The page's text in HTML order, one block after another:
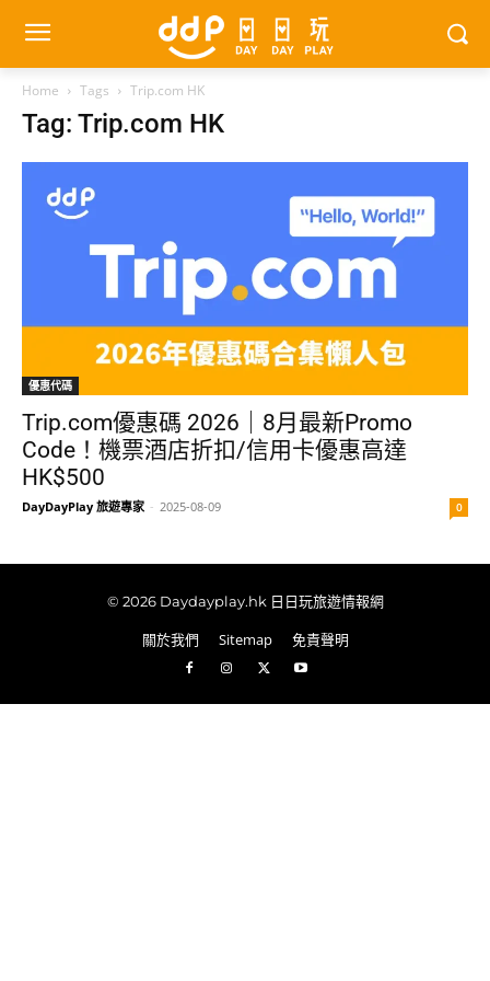
Home Tags Trip.com HK
Tag: Trip.com HK
優惠代碼
Trip.com優惠碼 2026｜8月最新Promo
Code！機票酒店折扣/信用卡優惠高達
HK$500
DayDayPlay 旅遊專家 - 2025-08-09 0
© 2026 Daydayplay.hk 日日玩旅遊情報網
關於我們 Sitemap 免責聲明